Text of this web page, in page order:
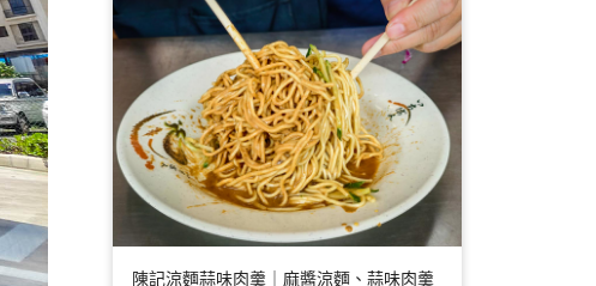
陳記涼麵蒜味肉羹｜麻醬涼麵、蒜味肉羹